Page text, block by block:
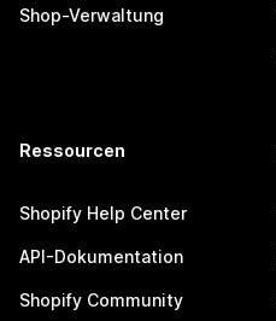
Shop-Verwaltung
Ressourcen
Shopify Help Center
API-Dokumentation
Shopify Community